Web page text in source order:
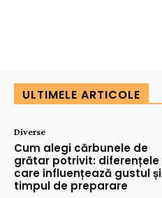
ULTIMELE ARTICOLE
Diverse
Cum alegi cărbunele de
grătar potrivit: diferențele
care influențează gustul și
timpul de preparare